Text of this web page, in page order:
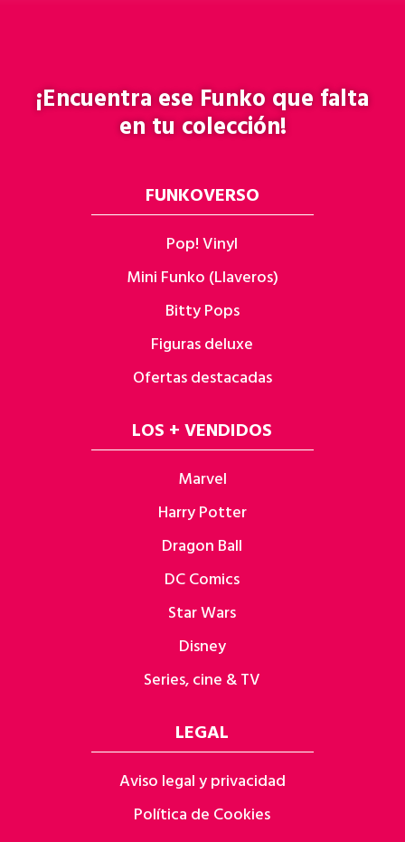
¡Encuentra eseFunkoque falta
en tu colección!
FUNKOVERSO
Pop! Vinyl
Mini Funko (Llaveros)
Bitty Pops
Figuras deluxe
Ofertas destacadas
LOS + VENDIDOS
Marvel
Harry Potter
Dragon Ball
DC Comics
Star Wars
Disney
Series, cine & TV
LEGAL
Aviso legal y privacidad
Política de Cookies